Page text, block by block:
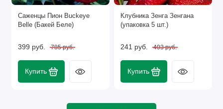
Саженцы Пион Buckeye
Belle (Бакей Беле)
399 руб. 785 руб.
Купить
Клубника Зенга Зенгана
(упаковка 5 шт.)
241 руб. 403 руб.
Купить